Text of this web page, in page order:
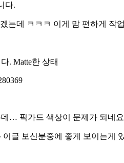
다.
는데 ㅋㅋㅋ 이게 맘 편하게 작
. Matte한 상태
데… 픽가드 색상이 문제가 되네
글 보신분중에 좋게 보이는게